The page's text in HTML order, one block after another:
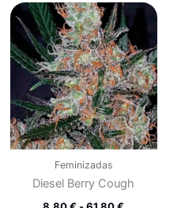
Feminizadas
Diesel Berry Cough
Rango
de
precios:
desde
8,80 €
hasta
61,80 €